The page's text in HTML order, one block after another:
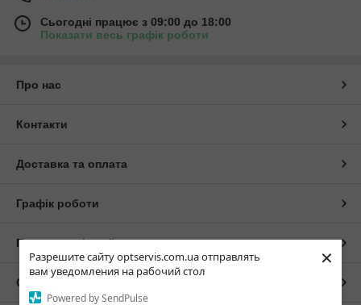
Разрешите сайту optservis.com.ua отправлять
вам уведомления на рабочий стол
Powered by SendPulse
×
Сьогодні працює з 09:00 до 18:00
Показати весь графік роботи
Про нас
Контакти
Доставка та оплата
Графік роботи
Повна версія сайту
Сайт створено на маркетплейсі